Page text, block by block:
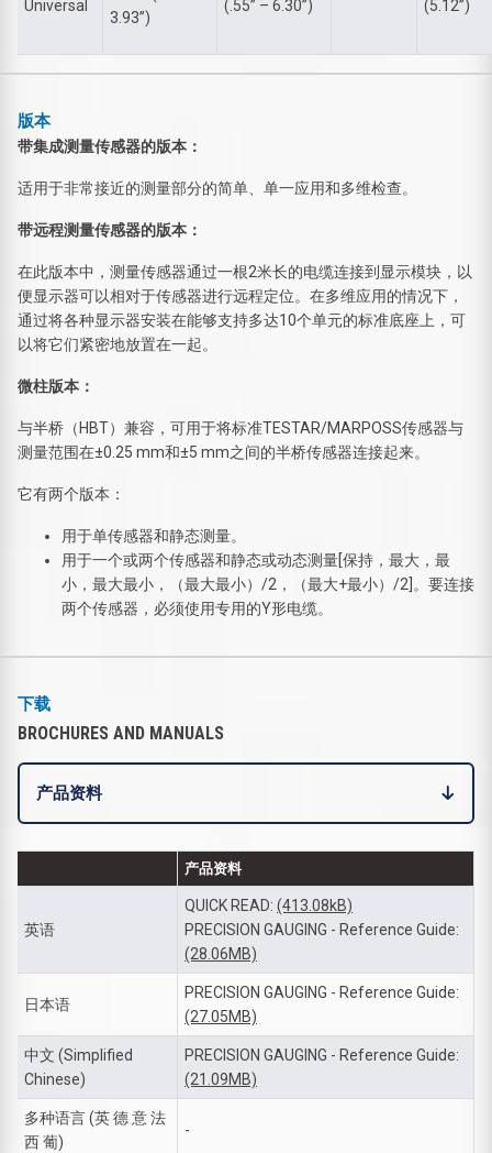
Universal
3.93’’)
(.55’’ – 6.30’’) (5.12’’)
版本
带集成测量传感器的版本：
适用于非常接近的测量部分的简单、单一应用和多维检查。
带远程测量传感器的版本：
在此版本中，测量传感器通过一根2米长的电缆连接到显示模块，以
便显示器可以相对于传感器进行远程定位。在多维应用的情况下，
通过将各种显示器安装在能够支持多达10个单元的标准底座上，可
以将它们紧密地放置在一起。
微柱版本：
与半桥（HBT）兼容，可用于将标准TESTAR/MARPOSS传感器与
测量范围在±0.25 mm和±5 mm之间的半桥传感器连接起来。
它有两个版本：
用于单传感器和静态测量。
用于一个或两个传感器和静态或动态测量[保持，最大，最
小，最大最小，（最大最小）/2，（最大+最小）/2]。要连接
两个传感器，必须使用专用的Y形电缆。
下载
BROCHURES AND MANUALS
产品资料
产品资料
英语
QUICK READ: (413.08kB)
PRECISION GAUGING - Reference Guide:
(28.06MB)
日本语
PRECISION GAUGING - Reference Guide:
(27.05MB)
中文 (Simplified
Chinese)
PRECISION GAUGING - Reference Guide:
(21.09MB)
多种语言 (英 德 意 法
西 葡)
-